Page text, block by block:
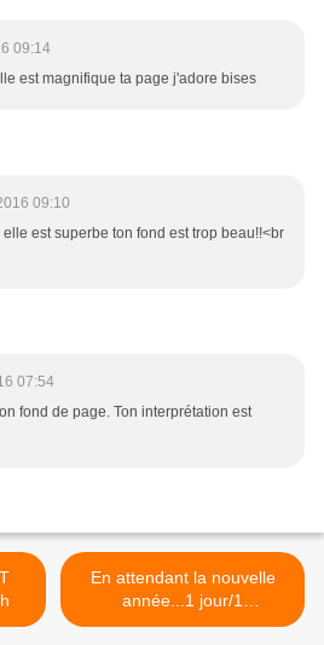
09:14
est magnifique ta page j'adore bises
09:10
est superbe ton fond est trop beau!!<br
07:54
fond de page. Ton interprétation est
En attendant la nouvelle
année...1 jour/1
carte#6_Forum